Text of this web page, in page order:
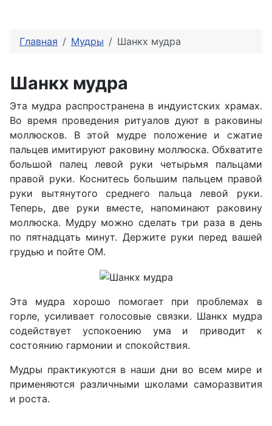
Главная Мудры Шанкх мудра
Шанкх мудра
Эта мудра распространена в индуистских храмах.
Во время проведения ритуалов дуют в раковины
моллюсков. В этой мудре положение и сжатие
пальцев имитируют раковину моллюска. Обхватите
большой палец левой руки четырьмя пальцами
правой руки. Коснитесь большим пальцем правой
руки вытянутого среднего пальца левой руки.
Теперь, две руки вместе, напоминают раковину
моллюска. Мудру можно сделать три раза в день
по пятнадцать минут. Держите руки перед вашей
грудью и пойте ОМ.
Эта мудра хорошо помогает при проблемах в
горле, усиливает голосовые связки. Шанкх мудра
содействует успокоению ума и приводит к
состоянию гармонии и спокойствия.
Мудры практикуются в наши дни во всем мире и
применяются различными школами саморазвития
и роста.